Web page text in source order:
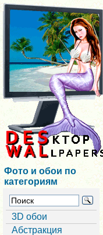
Фото и обои по
категориям
3D обои
Абстракция